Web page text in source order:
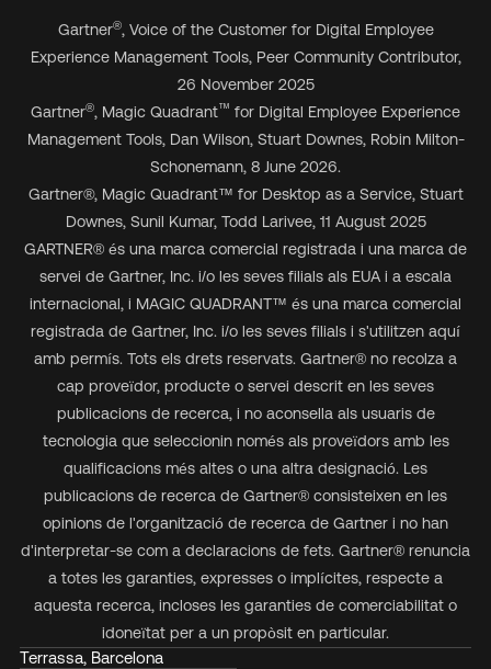
Gartner®, Voice of the Customer for Digital Employee
Experience Management Tools, Peer Community Contributor,
26 November 2025
Gartner®, Magic Quadrant™ for Digital Employee Experience
Management Tools, Dan Wilson, Stuart Downes, Robin Milton-
Schonemann, 8 June 2026.
Gartner®, Magic Quadrant™ for Desktop as a Service, Stuart
Downes, Sunil Kumar, Todd Larivee, 11 August 2025
GARTNER® és una marca comercial registrada i una marca de
servei de Gartner, Inc. i/o les seves filials als EUA i a escala
internacional, i MAGIC QUADRANT™ és una marca comercial
registrada de Gartner, Inc. i/o les seves filials i s'utilitzen aquí
amb permís. Tots els drets reservats. Gartner® no recolza a
cap proveïdor, producte o servei descrit en les seves
publicacions de recerca, i no aconsella als usuaris de
tecnologia que seleccionin només als proveïdors amb les
qualificacions més altes o una altra designació. Les
publicacions de recerca de Gartner® consisteixen en les
opinions de l'organització de recerca de Gartner i no han
d'interpretar-se com a declaracions de fets. Gartner® renuncia
a totes les garanties, expresses o implícites, respecte a
aquesta recerca, incloses les garanties de comerciabilitat o
idoneïtat per a un propòsit en particular.
Terrassa, Barcelona